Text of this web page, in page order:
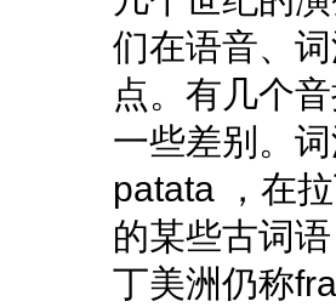
们在语音、
点。有几个
一些差别。
patata ，在
的某些古词
丁美洲仍称